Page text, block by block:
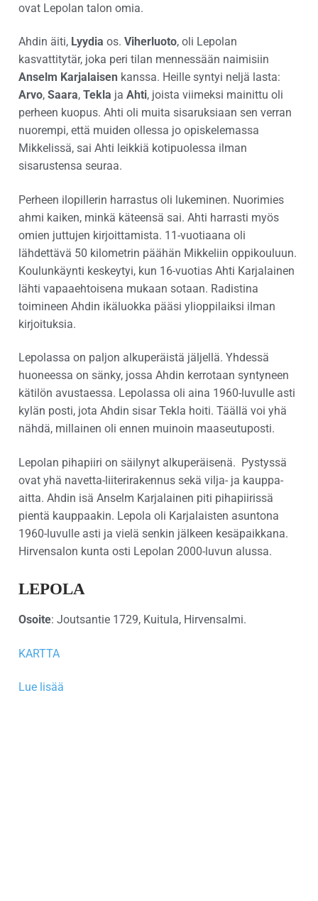
ovat Lepolan talon omia.
Ahdin äiti, Lyydia os. Viherluoto, oli Lepolan
kasvattitytär, joka peri tilan mennessään naimisiin
Anselm Karjalaisen kanssa. Heille syntyi neljä lasta:
Arvo, Saara, Tekla ja Ahti, joista viimeksi mainittu oli
perheen kuopus. Ahti oli muita sisaruksiaan sen verran
nuorempi, että muiden ollessa jo opiskelemassa
Mikkelissä, sai Ahti leikkiä kotipuolessa ilman
sisarustensa seuraa.
Perheen ilopillerin harrastus oli lukeminen. Nuorimies
ahmi kaiken, minkä käteensä sai. Ahti harrasti myös
omien juttujen kirjoittamista. 11-vuotiaana oli
lähdettävä 50 kilometrin päähän Mikkeliin oppikouluun.
Koulunkäynti keskeytyi, kun 16-vuotias Ahti Karjalainen
lähti vapaaehtoisena mukaan sotaan. Radistina
toimineen Ahdin ikäluokka pääsi ylioppilaiksi ilman
kirjoituksia.
Lepolassa on paljon alkuperäistä jäljellä. Yhdessä
huoneessa on sänky, jossa Ahdin kerrotaan syntyneen
kätilön avustaessa. Lepolassa oli aina 1960-luvulle asti
kylän posti, jota Ahdin sisar Tekla hoiti. Täällä voi yhä
nähdä, millainen oli ennen muinoin maaseutuposti.
Lepolan pihapiiri on säilynyt alkuperäisenä. Pystyssä
ovat yhä navetta-liiterirakennus sekä vilja- ja kauppa-
aitta. Ahdin isä Anselm Karjalainen piti pihapiirissä
pientä kauppaakin. Lepola oli Karjalaisten asuntona
1960-luvulle asti ja vielä senkin jälkeen kesäpaikkana.
Hirvensalon kunta osti Lepolan 2000-luvun alussa.
LEPOLA
Osoite: Joutsantie 1729, Kuitula, Hirvensalmi.
KARTTA
Lue lisää